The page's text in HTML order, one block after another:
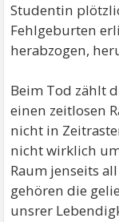
Studentin
Fehlgeburten
herabzogen,
Beim Tod zählt
einen zeitlosen
nicht in
nicht wirklich
Raum jenseits
gehören die
unsrer